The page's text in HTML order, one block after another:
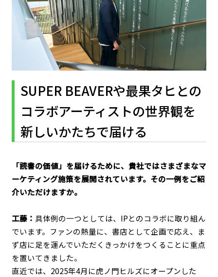
SUPER BEAVERや最果タヒとの
コラボ――アーティストの世界観を
新しいかたちで届ける
――「読書の価値」を届けるために、貴社ではさまざまなマ
ーケティング施策を展開されています。その一例をご紹
介いただけますか。
工藤： 具体例の一つとしては、IPとのコラボに取り組ん
でいます。ファンの熱量に、書店として企画で応え、ま
ず店に足を運んでいただくきっかけをつくることに重点
を置いてきました。
直近では、2025年4月に虎ノ門ヒルズにオープンした